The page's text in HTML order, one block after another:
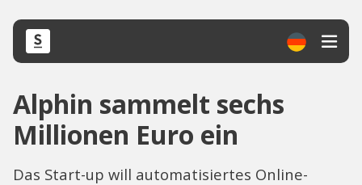
Alphin sammelt sechs
Millionen Euro ein
Das Start-up will automatisiertes Online-